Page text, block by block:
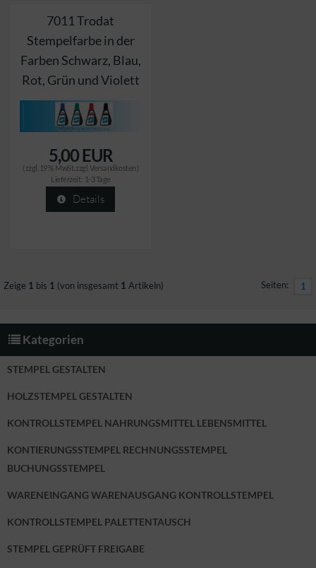
7011 Trodat
Stempelfarbe in der
Farben Schwarz, Blau,
Rot, Grün und Violett
5,00 EUR
( zzgl. 19 % MwSt. zzgl.Versandkosten )
Lieferzeit: 1-3 Tage
Details
Zeige 1 bis 1 (von insgesamt 1 Artikeln) Seiten: 1
Kategorien
STEMPEL GESTALTEN
HOLZSTEMPEL GESTALTEN
KONTROLLSTEMPEL NAHRUNGSMITTEL LEBENSMITTEL
KONTIERUNGSSTEMPEL RECHNUNGSSTEMPEL
BUCHUNGSSTEMPEL
WARENEINGANG WARENAUSGANG KONTROLLSTEMPEL
KONTROLLSTEMPEL PALETTENTAUSCH
STEMPEL GEPRÜFT FREIGABE